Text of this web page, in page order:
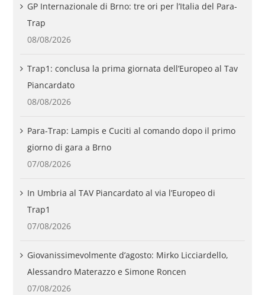
GP Internazionale di Brno: tre ori per l’Italia del Para-
Trap
08/08/2026
Trap1: conclusa la prima giornata dell’Europeo al Tav
Piancardato
08/08/2026
Para-Trap: Lampis e Cuciti al comando dopo il primo
giorno di gara a Brno
07/08/2026
In Umbria al TAV Piancardato al via l’Europeo di
Trap1
07/08/2026
Giovanissimevolmente d’agosto: Mirko Licciardello,
Alessandro Materazzo e Simone Roncen
07/08/2026